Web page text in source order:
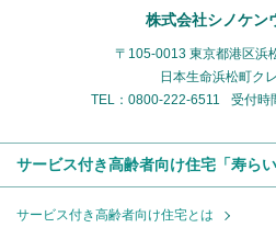
株式会社シノケン
〒105-0013 東京都港区浜
日本生命浜松町ク
TEL：0800-222-6511
受付時
サービス付き高齢者向け住宅「寿らい
サービス付き高齢者向け住宅とは